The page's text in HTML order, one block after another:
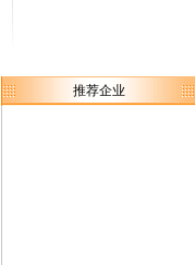
推荐企业